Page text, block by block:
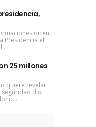
dicen
Presidencia el
25 millones
quiere revelar
seguridad dio